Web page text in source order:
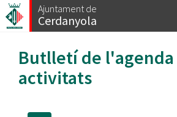
Vés
al
Ajuntament de
Cerdanyola
Butlletí de l'agenda
activitats